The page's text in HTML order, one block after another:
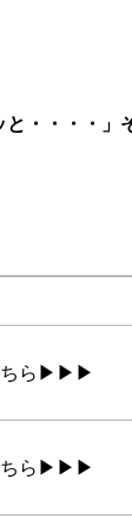
と・・・・
ちら▶▶▶
ちら▶▶▶